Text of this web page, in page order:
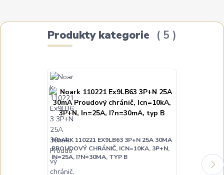
Produkty kategorie 5
NOARK 110221 EX9LB63 3P+N 25A 30MA
PROUDOVÝ CHRÁNIČ, ICN=10KA, 3P+N,
IN=25A, I?N=30MA, TYP B
NOARK
PROUDOVÝ
IN=40A,